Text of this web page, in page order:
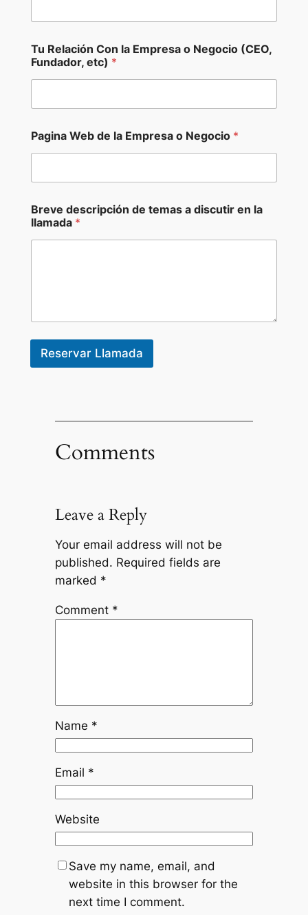
Tu Relación Con la Empresa o Negocio (CEO,
Fundador, etc) *
Pagina Web de la Empresa o Negocio *
e
m
a
p
i
Breve descripción de temas a discutir en la
llamada *
Reservar Llamada
Comments
Leave a Reply
Your email address will not be
published. Required fields are
marked *
Comment *
Name *
Email *
Website
Save my name, email, and
website in this browser for the
next time I comment.